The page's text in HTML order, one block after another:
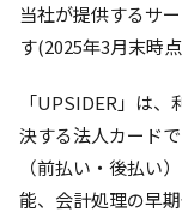
当社が提供するサ
す(2025年3月末時点
「UPSIDER」は
決する法人カード
（前払い・後払い
能、会計処理の早